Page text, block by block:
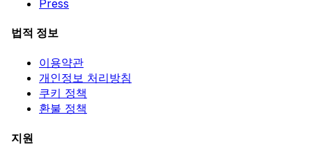
Press
법적 정보
이용약관
개인정보 처리방침
쿠키 정책
환불 정책
지원